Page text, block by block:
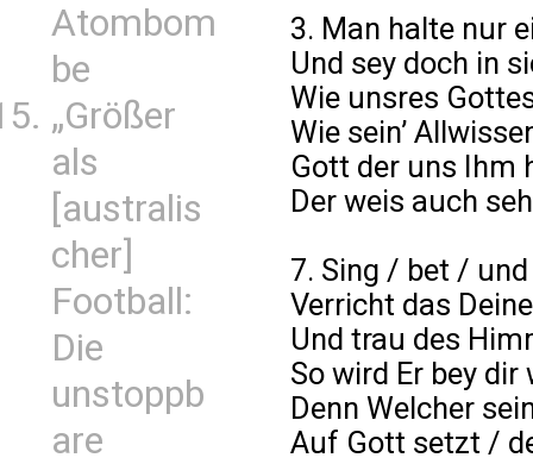
Atombom
be
„Größer
als
[australis
cher]
Football:
Die
unstoppb
are
3. Man halte nur
Und sey doch in
Wie unsres
Wie sein’
Gott der uns Ihm
Der weis auch
7. Sing / bet /
Verricht das
Und trau des
So wird Er bey dir
Denn Welcher
Auf Gott setzt /